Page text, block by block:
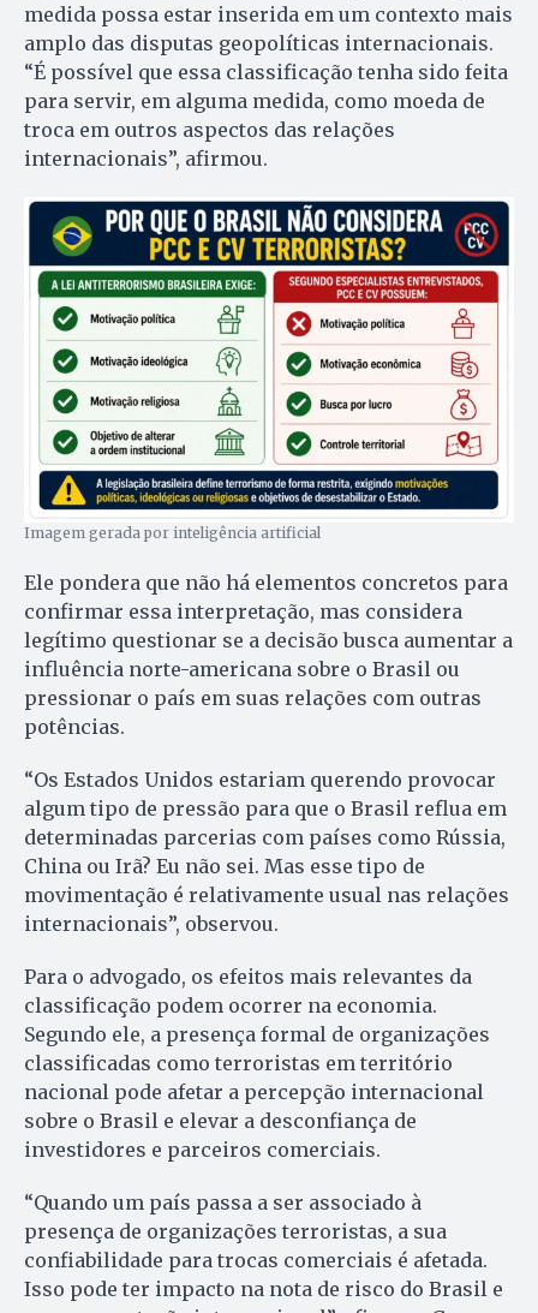
medida possa estar inserida em um contexto mais
amplo das disputas geopolíticas internacionais.
“É possível que essa classificação tenha sido feita
para servir, em alguma medida, como moeda de
troca em outros aspectos das relações
internacionais”, afirmou.
Imagem gerada por inteligência artificial
Ele pondera que não há elementos concretos para
confirmar essa interpretação, mas considera
legítimo questionar se a decisão busca aumentar a
influência norte-americana sobre o Brasil ou
pressionar o país em suas relações com outras
potências.
“Os Estados Unidos estariam querendo provocar
algum tipo de pressão para que o Brasil reflua em
determinadas parcerias com países como Rússia,
China ou Irã? Eu não sei. Mas esse tipo de
movimentação é relativamente usual nas relações
internacionais”, observou.
Para o advogado, os efeitos mais relevantes da
classificação podem ocorrer na economia.
Segundo ele, a presença formal de organizações
classificadas como terroristas em território
nacional pode afetar a percepção internacional
sobre o Brasil e elevar a desconfiança de
investidores e parceiros comerciais.
“Quando um país passa a ser associado à
presença de organizações terroristas, a sua
confiabilidade para trocas comerciais é afetada.
Isso pode ter impacto na nota de risco do Brasil e